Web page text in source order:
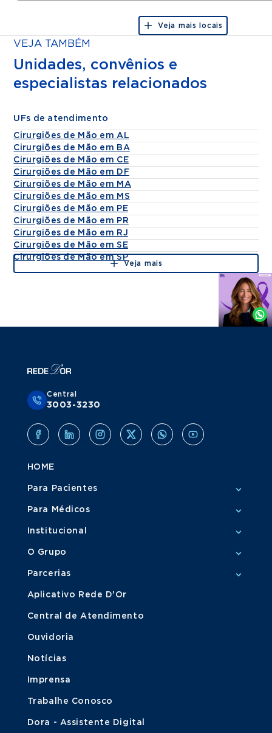
Veja mais locais
VEJA TAMBÉM
Unidades, convênios e
especialistas relacionados
UFs de atendimento
Cirurgiões de Mão em AL
Cirurgiões de Mão em BA
Cirurgiões de Mão em CE
Cirurgiões de Mão em DF
Cirurgiões de Mão em MA
Cirurgiões de Mão em MS
Cirurgiões de Mão em PE
Cirurgiões de Mão em PR
Cirurgiões de Mão em RJ
Cirurgiões de Mão em SE
Cirurgiões de Mão em SP
Veja mais
Agende
Whatsapp
Central
3003-3230
HOME
Para Pacientes
Para Médicos
Institucional
O Grupo
Parcerias
Aplicativo Rede D'Or
Central de Atendimento
Ouvidoria
Notícias
Imprensa
Trabalhe Conosco
Dora - Assistente Digital